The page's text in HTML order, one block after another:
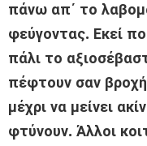
πάνω απ΄ το
φεύγοντας. Εκεί
πάλι το
πέφτουν σαν
μέχρι να μείνει
φτύνουν. Άλλοι